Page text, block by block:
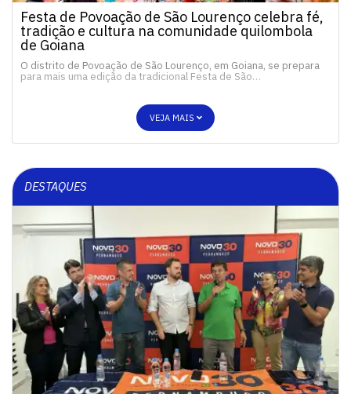
Festa de Povoação de São Lourenço celebra fé,
tradição e cultura na comunidade quilombola
de Goiana
O distrito de Povoação de São Lourenço, em Goiana, se prepara
para mais uma edição da tradicional Festa de São…
VEJA MAIS
DESTAQUES